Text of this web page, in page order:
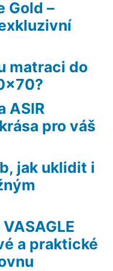
Gold –
matraci do
ASIR
pro váš
jak uklidit i
a praktické